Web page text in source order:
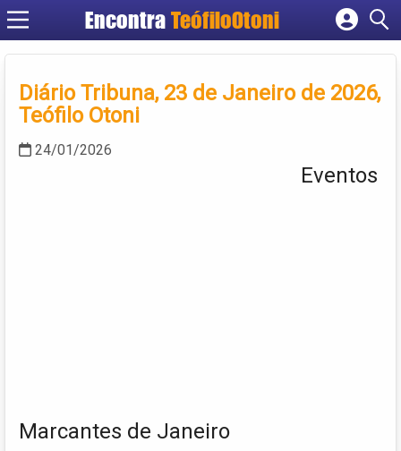
Encontra TeófiloOtoni
Cadastrar empresa
Criar conta
Diário Tribuna, 23 de Janeiro de 2026,
Teófilo Otoni
24/01/2026
Eventos
Marcantes de Janeiro